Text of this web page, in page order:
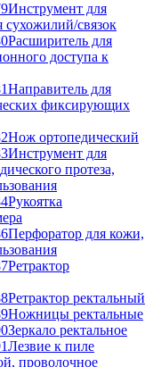
Инструмент для
сухожилий/связок
Расширитель для
доступа к
Направитель для
фиксирующих
Нож ортопедический
Инструмент для
протеза,
Рукоятка
Перфоратор для кожи,
Ретрактор
Ретрактор ректальный
Ножницы ректальные
Зеркало ректальное
Лезвие к пиле
проволочное